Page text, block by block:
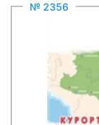
№ 2356